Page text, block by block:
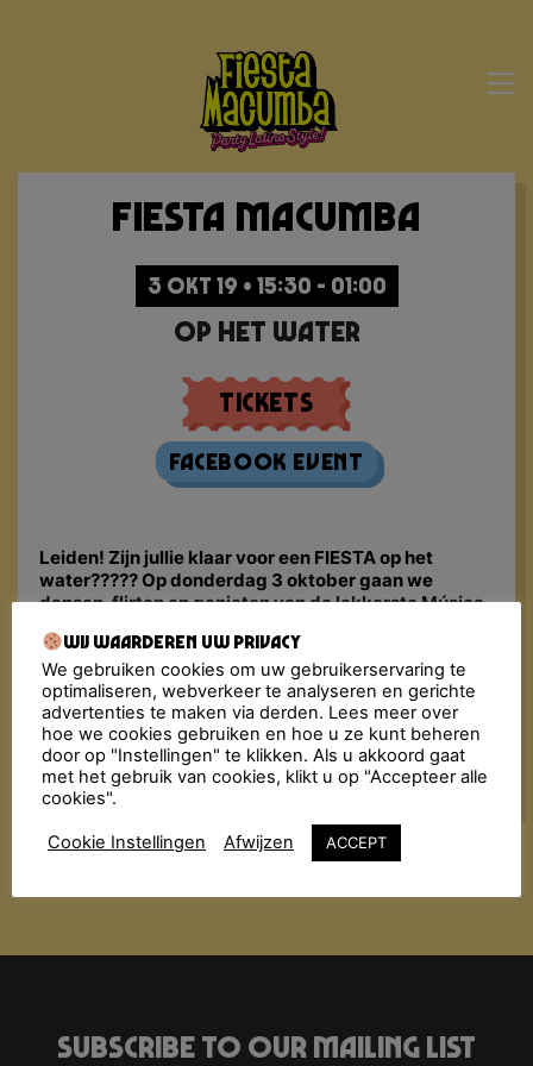
Fiesta Macumba
3 OKT 19 • 15:30 - 01:00
Op Het Water
Tickets
Facebook Event
Leiden! Zijn jullie klaar voor een FIESTA op het
water????? Op donderdag 3 oktober gaan we
dansen, flirten en genieten van de lekkerste Música
tropisch eilandje??? ????
Op Het Water is het nieuwe 2 & 3 oktoberfeest van
Leiden! Het water op de Nieuwe Rijn zal dicht worden
gelegd met pontons, waardoor we met zijn allen
kunnen dansen Op Het Water! ????
Subscribe to our mailing list
Wij waarderen uw privacy
We gebruiken cookies om uw gebruikerservaring te
optimaliseren, webverkeer te analyseren en gerichte
advertenties te maken via derden. Lees meer over
hoe we cookies gebruiken en hoe u ze kunt beheren
door op "Instellingen" te klikken. Als u akkoord gaat
met het gebruik van cookies, klikt u op "Accepteer alle
cookies".
Cookie Instellingen Afwijzen ACCEPT